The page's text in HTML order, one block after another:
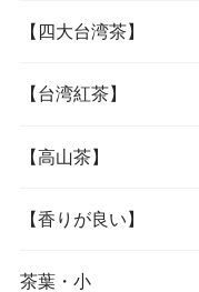
『阿里山烏龍茶』
『杉林溪烏龍茶』
『大禹嶺烏龍茶』
『梨山烏龍茶』
『鹿谷鄕凍頂烏龍茶』
【四大台湾茶】
『木柵鉄観音』
『文山包種茶』
『凍頂烏龍茶』
『東方美人茶』
【台湾紅茶】
『紅玉紅茶』
『蜜香紅茶』
【高山茶】
『阿里山烏龍茶』
『杉林溪烏龍茶』
【香りが良い】
『文山包種茶』
茶葉・小